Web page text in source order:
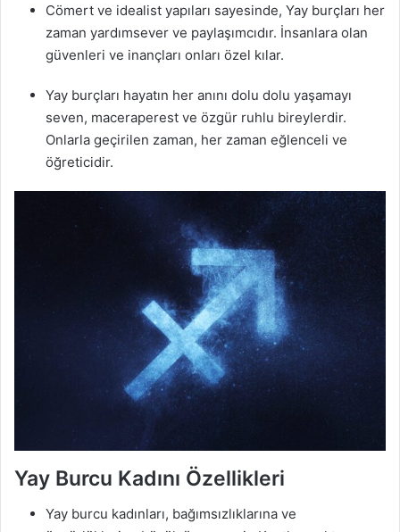
Cömert ve idealist yapıları sayesinde, Yay burçları her
zaman yardımsever ve paylaşımcıdır. İnsanlara olan
güvenleri ve inançları onları özel kılar.
Yay burçları hayatın her anını dolu dolu yaşamayı
seven, maceraperest ve özgür ruhlu bireylerdir.
Onlarla geçirilen zaman, her zaman eğlenceli ve
öğreticidir.
Yay Burcu Kadını Özellikleri
Yay burcu kadınları, bağımsızlıklarına ve